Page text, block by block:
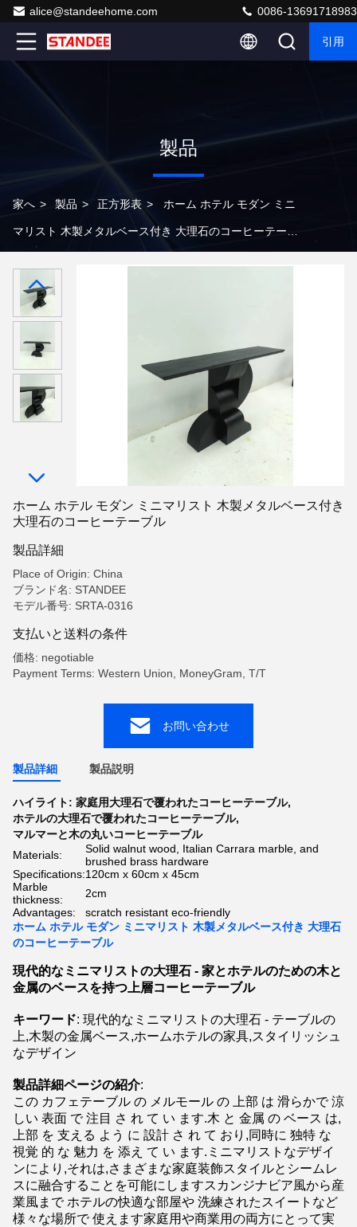
alice@standeehome.com 0086-13691718983
引用
製品
家へ > 製品 > 正方形表 > ホーム ホテル モダン ミニ
マリスト 木製メタルベース付き 大理石のコーヒーテーブ
ホーム ホテル モダン ミニマリスト 木製メタルベース付き
大理石のコーヒーテーブル
製品詳細
Place of Origin: China
ブランド名: STANDEE
モデル番号: SRTA-0316
支払いと送料の条件
価格: negotiable
Payment Terms: Western Union, MoneyGram, T/T
お問い合わせ
製品詳細 製品説明
ハイライト: 家庭用大理石で覆われたコーヒーテーブル,
ホテルの大理石で覆われたコーヒーテーブル,
マルマーと木の丸いコーヒーテーブル
Materials:
Solid walnut wood, Italian Carrara marble, and
brushed brass hardware
Specifications:120cm x 60cm x 45cm
Marble
thickness:
2cm
Advantages:
scratch resistant eco-friendly
ホーム ホテル モダン ミニマリスト 木製メタルベース付き 大理石
のコーヒーテーブル
現代的なミニマリストの大理石 - 家とホテルのための木と
金属のベースを持つ上層コーヒーテーブル
キーワード: 現代的なミニマリストの大理石 - テーブルの
上,木製の金属ベース,ホームホテルの家具,スタイリッシュ
なデザイン
製品詳細ページの紹介:
この カフェテーブル の メルモール の 上部 は 滑らかで 涼
しい 表面 で 注目 さ れ て い ます.木 と 金属 の ベース は,
上部 を 支える よう に 設計 さ れ て おり,同時に 独特 な
視覚 的 な 魅力 を 添え て い ます.ミニマリストなデザイ
ンにより,それは,さまざまな家庭装飾スタイルとシームレ
スに融合することを可能にしますスカンジナビア風から産
業風まで ホテルの快適な部屋や 洗練されたスイートなど
様々な場所で 使えます家庭用や商業用の両方にとって実